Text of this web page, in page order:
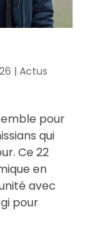
| Actus
pour
qui
Ce 22
en
avec
pour